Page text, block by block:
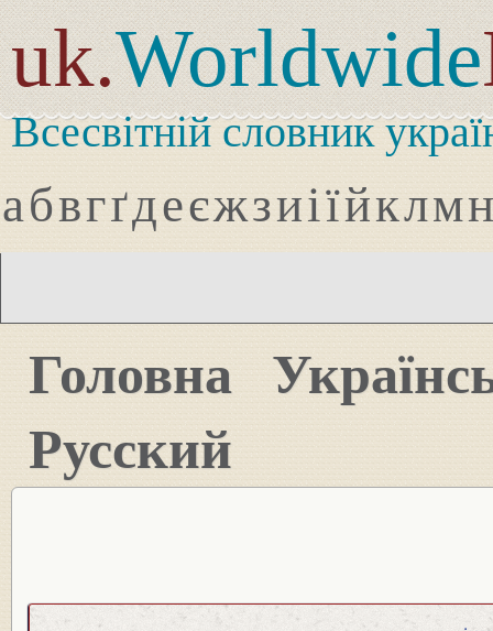
uk.Worldwide
Всесвітній словник
абвгґдеєжзиіїйклмн
Головна
Русский